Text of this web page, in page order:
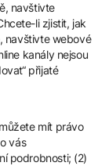
navštivte
li zjistit, jak
navštivte webové
kanály nejsou
přijaté
mít právo
vás
podrobnosti; (2)